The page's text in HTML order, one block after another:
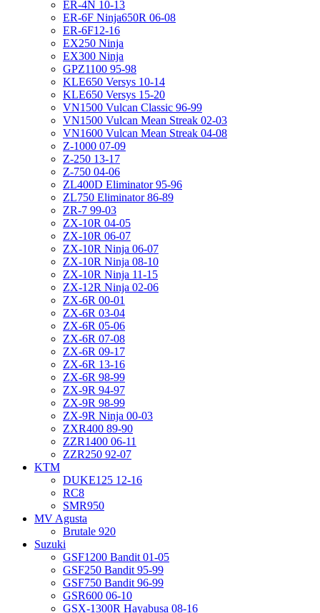
ER-4N 10-13
ER-6F Ninja650R 06-08
ER-6F12-16
EX250 Ninja
EX300 Ninja
GPZ1100 95-98
KLE650 Versys 10-14
KLE650 Versys 15-20
VN1500 Vulcan Classic 96-99
VN1500 Vulcan Mean Streak 02-03
VN1600 Vulcan Mean Streak 04-08
Z-1000 07-09
Z-250 13-17
Z-750 04-06
ZL400D Eliminator 95-96
ZL750 Eliminator 86-89
ZR-7 99-03
ZX-10R 04-05
ZX-10R 06-07
ZX-10R Ninja 06-07
ZX-10R Ninja 08-10
ZX-10R Ninja 11-15
ZX-12R Ninja 02-06
ZX-6R 00-01
ZX-6R 03-04
ZX-6R 05-06
ZX-6R 07-08
ZX-6R 09-17
ZX-6R 13-16
ZX-6R 98-99
ZX-9R 94-97
ZX-9R 98-99
ZX-9R Ninja 00-03
ZXR400 89-90
ZZR1400 06-11
ZZR250 92-07
KTM
DUKE125 12-16
RC8
SMR950
MV Agusta
Brutale 920
Suzuki
GSF1200 Bandit 01-05
GSF250 Bandit 95-99
GSF750 Bandit 96-99
GSR600 06-10
GSX-1300R Hayabusa 08-16